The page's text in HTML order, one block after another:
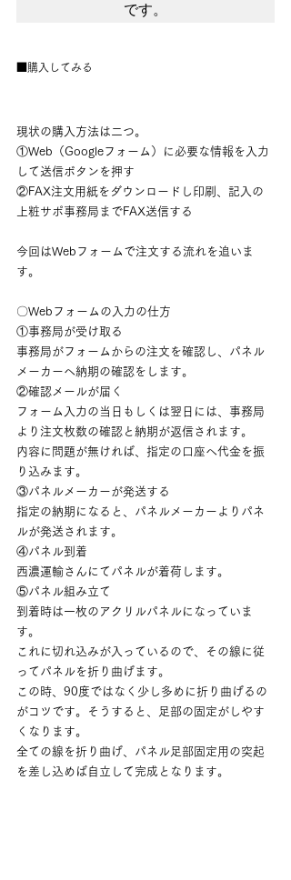
です。
■購入してみる
現状の購入方法は二つ。
①Web（Googleフォーム）に必要な情報を入力
して送信ボタンを押す
②FAX注文用紙をダウンロードし印刷、記入の
上粧サポ事務局までFAX送信する
今回はWebフォームで注文する流れを追いま
す。
〇Webフォームの入力の仕方
①事務局が受け取る
事務局がフォームからの注文を確認し、パネル
メーカーへ納期の確認をします。
②確認メールが届く
フォーム入力の当日もしくは翌日には、事務局
より注文枚数の確認と納期が返信されます。
内容に問題が無ければ、指定の口座へ代金を振
り込みます。
③パネルメーカーが発送する
指定の納期になると、パネルメーカーよりパネ
ルが発送されます。
④パネル到着
西濃運輸さんにてパネルが着荷します。
⑤パネル組み立て
到着時は一枚のアクリルパネルになっていま
す。
これに切れ込みが入っているので、その線に従
ってパネルを折り曲げます。
この時、90度ではなく少し多めに折り曲げるの
がコツです。そうすると、足部の固定がしやす
くなります。
全ての線を折り曲げ、パネル足部固定用の突起
を差し込めば自立して完成となります。